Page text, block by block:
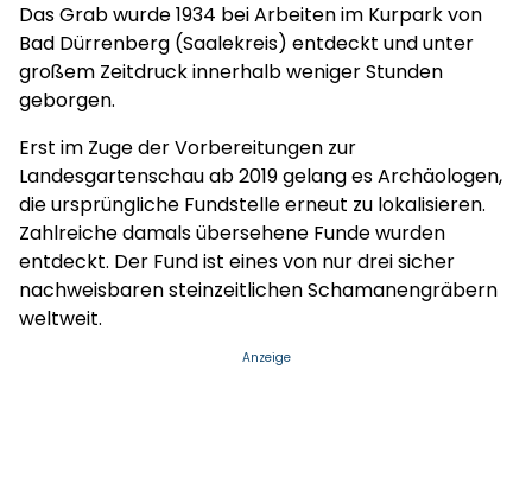
Das Grab wurde 1934 bei Arbeiten im Kurpark von
Bad Dürrenberg (Saalekreis) entdeckt und unter
großem Zeitdruck innerhalb weniger Stunden
geborgen.
Erst im Zuge der Vorbereitungen zur
Landesgartenschau ab 2019 gelang es Archäologen,
die ursprüngliche Fundstelle erneut zu lokalisieren.
Zahlreiche damals übersehene Funde wurden
entdeckt. Der Fund ist eines von nur drei sicher
nachweisbaren steinzeitlichen Schamanengräbern
weltweit.
Anzeige